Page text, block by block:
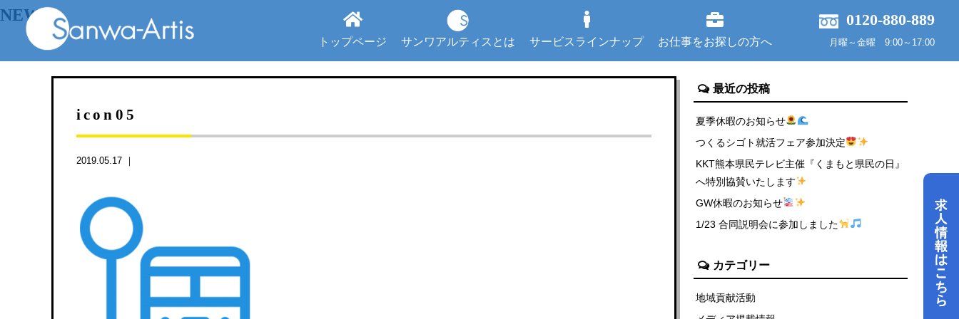
トップページ サンワアルティスとは サービスラインナップ お仕事をお探しの方へ
0120-880-889
月曜～金曜 9:00～17:00
NEWS
icon05
2019.05.17 ｜
最近の投稿
夏季休暇のお知らせ
つくるシゴト就活フェア参加決定
KKT熊本県民テレビ主催『くまもと県民の日』
へ特別協賛いたします
GW休暇のお知らせ
1/23 合同説明会に参加しました
カテゴリー
地域貢献活動